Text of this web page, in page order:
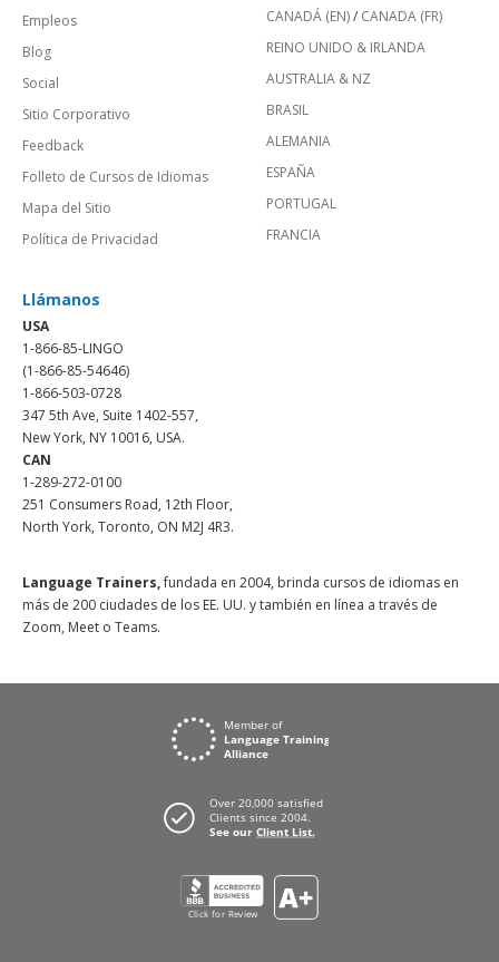
Empleos
Blog
Social
Sitio Corporativo
Feedback
Folleto de Cursos de Idiomas
Mapa del Sitio
Política de Privacidad
CANADÁ (EN)/ CANADA (FR)
REINO UNIDO & IRLANDA
AUSTRALIA & NZ
BRASIL
ALEMANIA
ESPAÑA
PORTUGAL
FRANCIA
Llámanos
USA
1-866-85-LINGO
(1-866-85-54646)
1-866-503-0728
347 5th Ave, Suite 1402-557,
New York, NY 10016, USA.
CAN
1-289-272-0100
251 Consumers Road, 12th Floor,
North York, Toronto, ON M2J 4R3.
Language Trainers,fundada en 2004, brinda cursos de idiomas en
más de 200 ciudades de los EE. UU. y también en línea a través de
Zoom, Meet o Teams.